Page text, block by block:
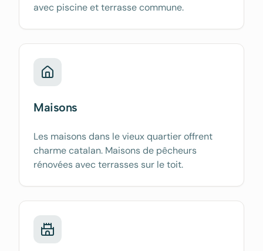
avec piscine et terrasse commune.
Maisons
Les maisons dans le vieux quartier offrent
charme catalan. Maisons de pêcheurs
rénovées avec terrasses sur le toit.